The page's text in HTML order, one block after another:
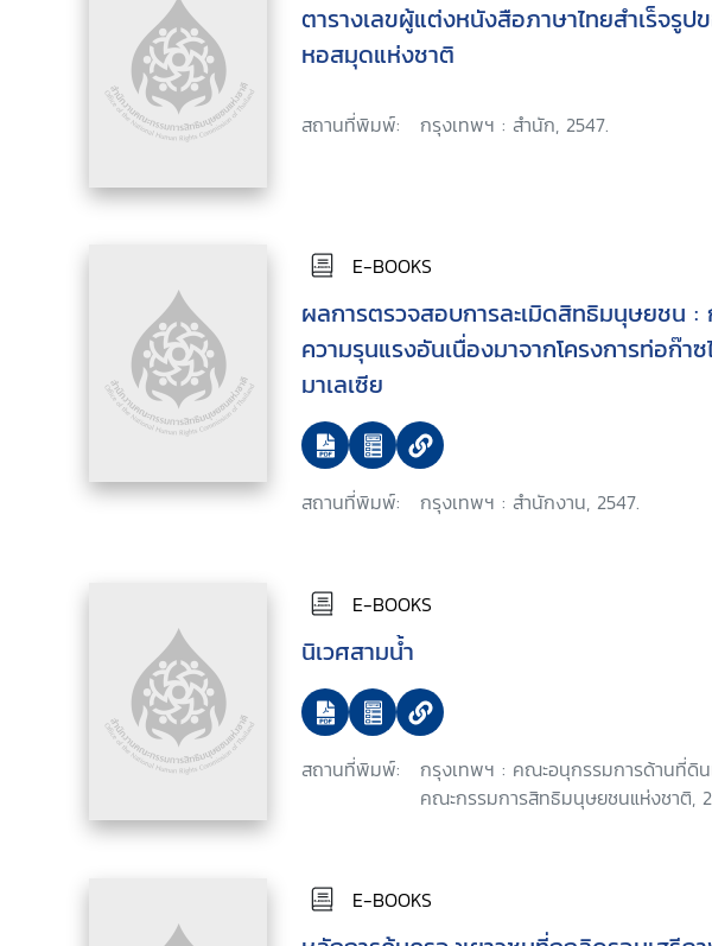
ตารางเลขผู้แต่งหนังสือภาษาไทยสำเร็จรูป
หอสมุดแห่งชาติ
สถานที่พิมพ์: กรุงเทพฯ : สำนัก, 2547.
E-BOOKS
ผลการตรวจสอบการละเมิดสิทธิมนุษยชน
ความรุนแรงอันเนื่องมาจากโครงการท่อก๊า
มาเลเซีย
สถานที่พิมพ์: กรุงเทพฯ : สำนักงาน, 2547.
E-BOOKS
นิเวศสามน้ำ
สถานที่พิมพ์:
กรุงเทพฯ : คณะอนุกรรมการด้านที่ดิน
คณะกรรมการสิทธิมนุษยชนแห่งชาติ,
E-BOOKS